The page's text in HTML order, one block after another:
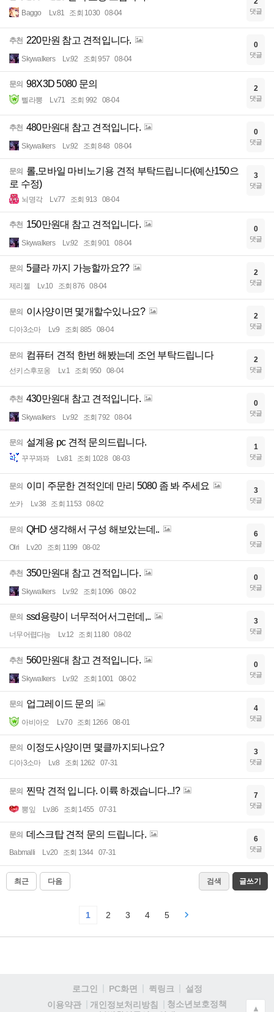
Baggo Lv.81 조회 1030 08-04 댓글
추천 220만원 참고 견적입니다.
Skywalkers Lv.92 조회 957 08-04
0
댓글
문의 98X3D 5080 문의
삘라뽕 Lv.71 조회 992 08-04
2
댓글
추천 480만원대 참고 견적입니다.
Skywalkers Lv.92 조회 848 08-04
0
댓글
문의 롤,모바일 마비노기용 견적 부탁드립니다(예산150으
로 수정)
뇌명각 Lv.77 조회 913 08-04
3
댓글
추천 150만원대 참고 견적입니다.
Skywalkers Lv.92 조회 901 08-04
0
댓글
문의 5클라 까지 가능할까요??
제리젤 Lv.10 조회 876 08-04
2
댓글
문의 이사양이면 몇개할수있나요?
디아3소마 Lv.9 조회 885 08-04
2
댓글
문의 컴퓨터 견적 한번 해봤는데 조언 부탁드립니다
선키스후포옹 Lv.1 조회 950 08-04
2
댓글
추천 430만원대 참고 견적입니다.
Skywalkers Lv.92 조회 792 08-04
0
댓글
문의 설계용 pc 견적 문의드립니다.
꾸꾸꽈꽈 Lv.81 조회 1028 08-03
1
댓글
문의 이미 주문한 견적인데 만리 5080 좀 봐 주세요
쏘카 Lv.38 조회 1153 08-02
3
댓글
문의 QHD 생각해서 구성 해보았는데..
Olri Lv.20 조회 1199 08-02
6
댓글
추천 350만원대 참고 견적입니다.
Skywalkers Lv.92 조회 1096 08-02
0
댓글
문의 ssd용량이 너무적어서그런데,..
너무어렵다능 Lv.12 조회 1180 08-02
3
댓글
추천 560만원대 참고 견적입니다.
Skywalkers Lv.92 조회 1001 08-02
0
댓글
문의 업그레이드 문의
아비아오 Lv.70 조회 1266 08-01
4
댓글
문의 이정도사양이면 몇클까지되나요?
디아3소마 Lv.8 조회 1262 07-31
3
댓글
문의 찐막 견적 입니다. 이륙 하겠습니다...!?
뽕잎 Lv.86 조회 1455 07-31
7
댓글
문의 데스크탑 견적 문의 드립니다.
Babmalli Lv.20 조회 1344 07-31
6
댓글
최근 다음 검색 글쓰기
1 2 3 4 5
로그인 PC화면 퀵링크
설정
이용약관
개인정보처리방침
청소년보호정책
▲